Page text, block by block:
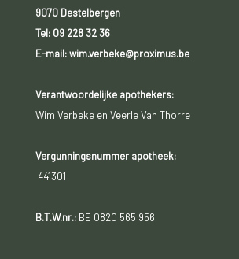
9070 Destelbergen
Tel: 09 228 32 36
E-mail: wim.verbeke@proximus.be
Verantwoordelijke apothekers:
Wim Verbeke en Veerle Van Thorre
Vergunningsnummer apotheek:
441301
B.T.W.nr.:BE 0820 565 956